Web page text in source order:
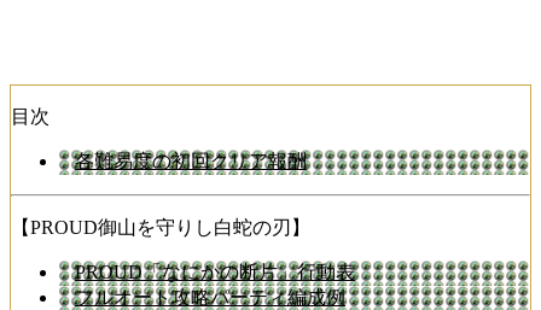
目次
各難易度の初回クリア報酬
【PROUD御山を守りし白蛇の刃】
PROUD「なにかの断片」行動表
フルオート攻略パーティ編成例